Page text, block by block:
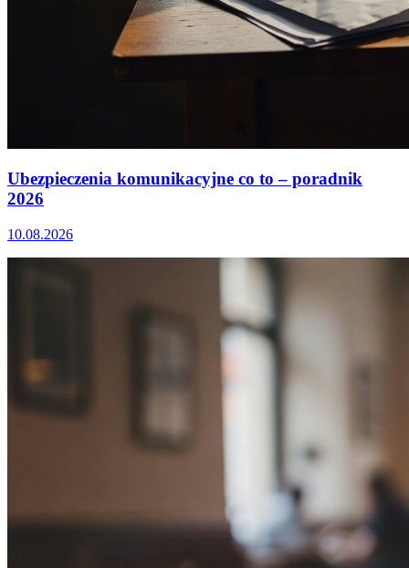
Ubezpieczenia komunikacyjne co to – poradnik
2026
10.08.2026